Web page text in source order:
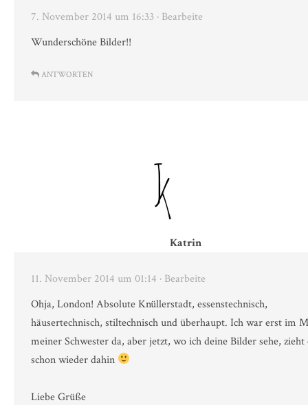
7. November 2014 um 16:33 · Bearbeite
Wunderschöne Bilder!!
ANTWORTEN
Katrin
11. November 2014 um 01:14 · Bearbeite
Ohja, London! Absolute Knüllerstadt, essenstechnisch,
häusertechnisch, stiltechnisch und überhaupt. Ich war erst im
meiner Schwester da, aber jetzt, wo ich deine Bilder sehe, zieht
schon wieder dahin
Liebe Grüße